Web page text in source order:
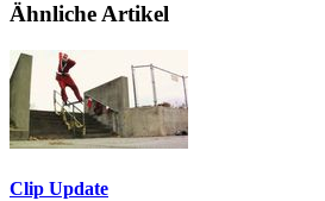
Ähnliche Artikel
Clip Update